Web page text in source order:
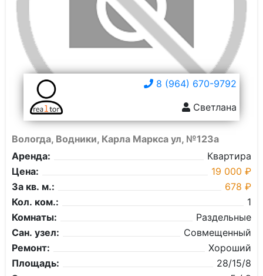
8 (964) 670-9792
Светлана
Вологда, Водники, Карла Маркса ул, №123а
Аренда:
Квартира
Цена:
19 000 ₽
За кв. м.:
678 ₽
Кол. ком.:
1
Комнаты:
Раздельные
Сан. узел:
Совмещенный
Ремонт:
Хороший
Площадь:
28/15/8